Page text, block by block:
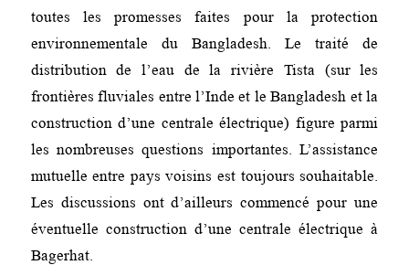
toutes les promesses faites pour la protection
environnementale du Bangladesh. Le traité de
distribution de l’eau de la rivière Tista (sur les
frontières fluviales entre l’Inde et le Bangladesh et la
construction d’une centrale électrique) figure parmi
les nombreuses questions importantes. L’assistance
mutuelle entre pays voisins est toujours souhaitable.
Les discussions ont d’ailleurs commencé pour une
éventuelle construction d’une centrale électrique à
Bagerhat.